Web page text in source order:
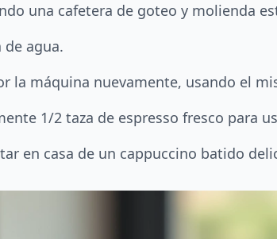
una cafetera de goteo y molienda
de agua.
la máquina nuevamente, usando el
1/2 taza de espresso fresco para
en casa de un cappuccino batido